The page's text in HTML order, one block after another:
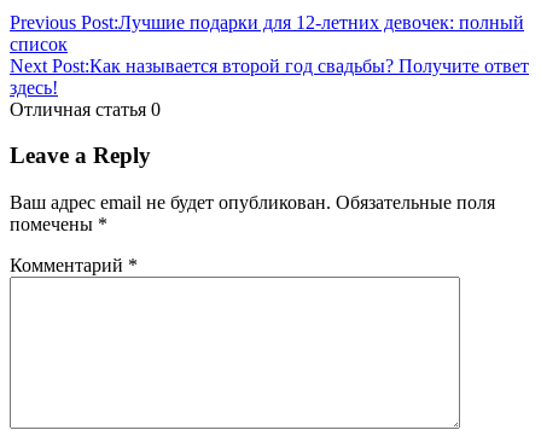
Previous Post:Лучшие подарки для 12-летних девочек: полный
список
Next Post:Как называется второй год свадьбы? Получите ответ
здесь!
Отличная статья 0
Leave a Reply
Ваш адрес email не будет опубликован. Обязательные поля
помечены *
Комментарий *